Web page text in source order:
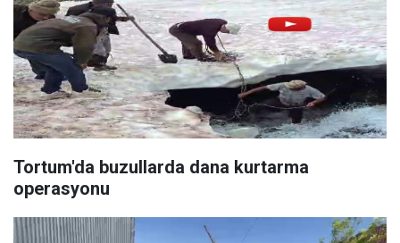
Tortum'da buzullarda dana kurtarma
operasyonu